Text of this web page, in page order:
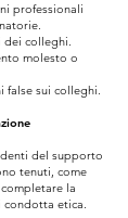
professionali
dei colleghi.
molesto o
false sui colleghi.
del supporto
tenuti, come
la
condotta etica.